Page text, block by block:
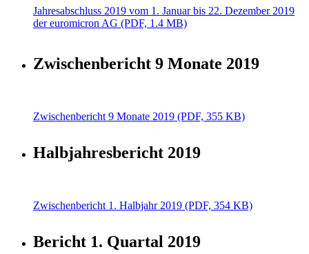
Jahresabschluss 2019 vom 1. Januar bis 22. Dezember 2019
der euromicron AG (PDF, 1.4 MB)
Zwischenbericht 9 Monate 2019
Zwischenbericht 9 Monate 2019 (PDF, 355 KB)
Halbjahresbericht 2019
Zwischenbericht 1. Halbjahr 2019 (PDF, 354 KB)
Bericht 1. Quartal 2019